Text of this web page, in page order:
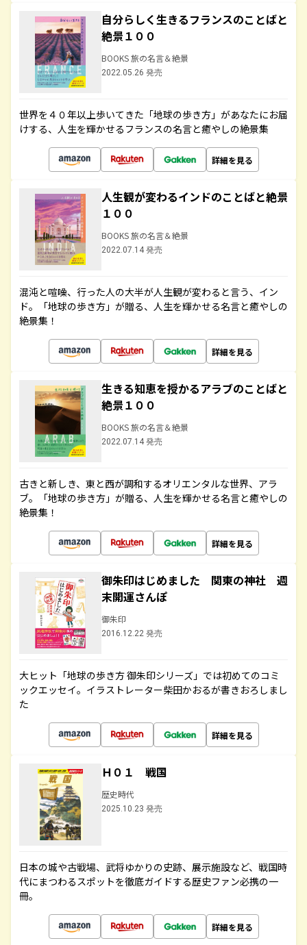
自分らしく生きるフランスのことばと
絶景１００
BOOKS 旅の名言＆絶景
2022.05.26 発売
世界を４０年以上歩いてきた「地球の歩き方」があなたにお届
けする、人生を輝かせるフランスの名言と癒やしの絶景集
詳細を見る
人生観が変わるインドのことばと絶景
１００
BOOKS 旅の名言＆絶景
2022.07.14 発売
混沌と喧噪、行った人の大半が人生観が変わると言う、イン
ド。「地球の歩き方」が贈る、人生を輝かせる名言と癒やしの
絶景集！
詳細を見る
生きる知恵を授かるアラブのことばと
絶景１００
BOOKS 旅の名言＆絶景
2022.07.14 発売
古きと新しき、東と西が調和するオリエンタルな世界、アラ
ブ。「地球の歩き方」が贈る、人生を輝かせる名言と癒やしの
絶景集！
詳細を見る
御朱印はじめました 関東の神社 週
末開運さんぽ
御朱印
2016.12.22 発売
大ヒット「地球の歩き方 御朱印シリーズ」では初めてのコミ
ックエッセイ。イラストレーター柴田かおるが書きおろしまし
た
詳細を見る
Ｈ０１ 戦国
歴史時代
2025.10.23 発売
日本の城や古戦場、武将ゆかりの史跡、展示施設など、戦国時
代にまつわるスポットを徹底ガイドする歴史ファン必携の一
冊。
詳細を見る